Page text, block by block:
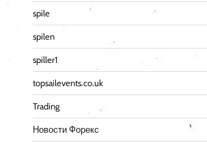
spile
spilen
spiller1
topsailevents.co.uk
Trading
Новости Форекс